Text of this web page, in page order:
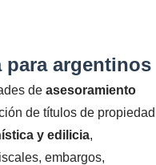
argentinos
de asesoramiento
de títulos de propiedad
y edilicia,
embargos,